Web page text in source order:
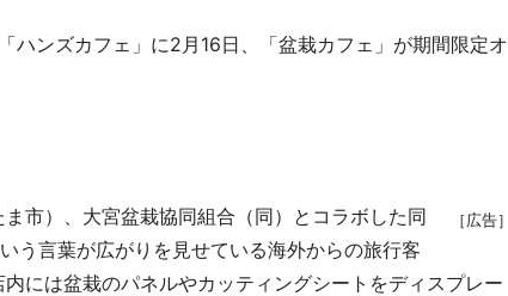
ンズカフェ」に2月16日、「盆栽カフェ」が期間限定オ
［広告］
市）、大宮盆栽協同組合（同）とコラボした同
う言葉が広がりを見せている海外からの旅行客
には盆栽のパネルやカッティングシートをディスプレー